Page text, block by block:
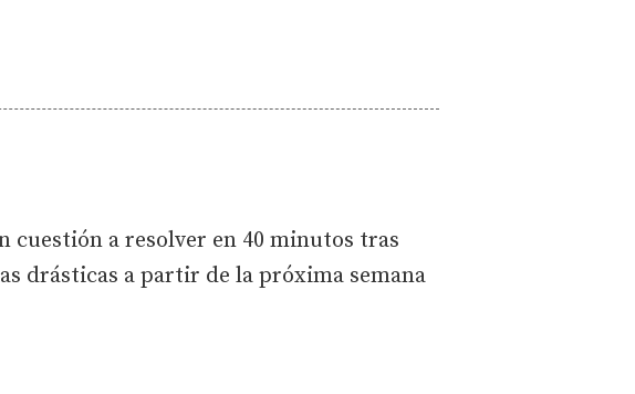
cuestión a resolver en 40 minutos tras
drásticas a partir de la próxima semana